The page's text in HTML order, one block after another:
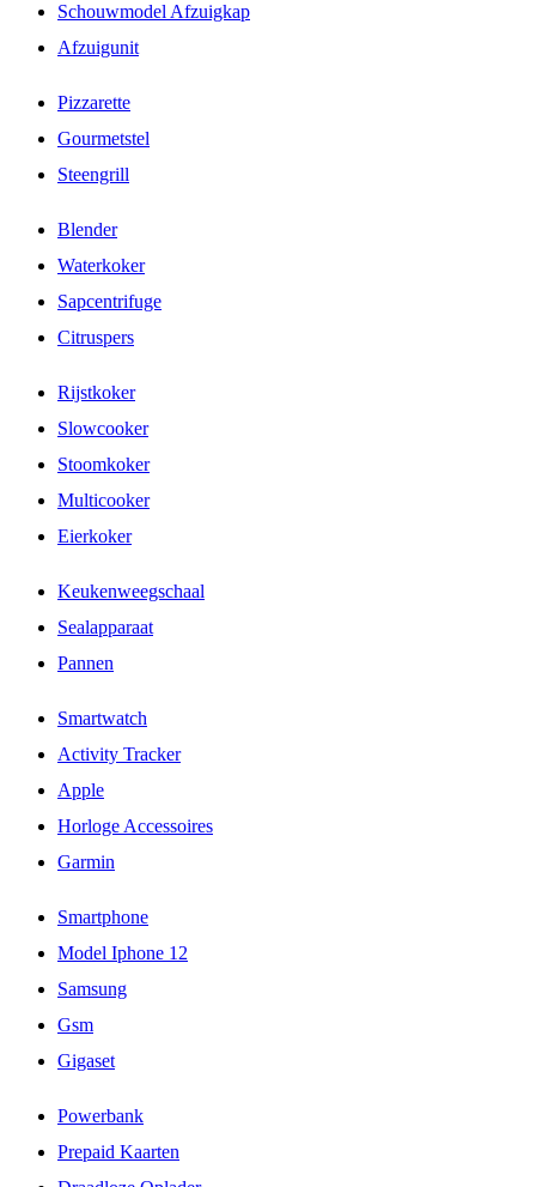
Schouwmodel Afzuigkap
Afzuigunit
Pizzarette
Gourmetstel
Steengrill
Blender
Waterkoker
Sapcentrifuge
Citruspers
Rijstkoker
Slowcooker
Stoomkoker
Multicooker
Eierkoker
Keukenweegschaal
Sealapparaat
Pannen
Smartwatch
Activity Tracker
Apple
Horloge Accessoires
Garmin
Smartphone
Model Iphone 12
Samsung
Gsm
Gigaset
Powerbank
Prepaid Kaarten